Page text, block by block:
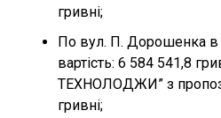
гривні;
По вул. П. Дорошенка в
вартість: 6 584 541,8
ТЕХНОЛОДЖИ” з
гривні;